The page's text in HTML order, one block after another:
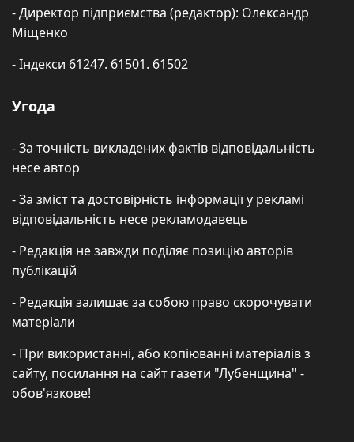
- Директор підприємства (редактор): Олександр
Міщенко
- Індекси 61247. 61501. 61502
Угода
- За точність викладених фактів відповідальність
несе автор
- За зміст та достовірність інформації у рекламі
відповідальність несе рекламодавець
- Редакція не завжди поділяє позицію авторів
публікацій
- Редакція залишає за собою право скорочувати
матеріали
- При використанні, або копіюванні матеріалів з
сайту, посилання на сайт газети "Лубенщина" -
обов'язкове!